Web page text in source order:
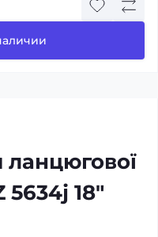
5634j 18"